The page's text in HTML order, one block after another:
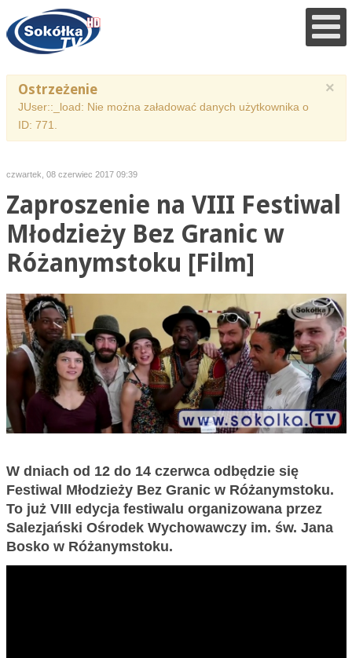
×
Ostrzeżenie
JUser::_load: Nie można załadować danych użytkownika o
ID: 771.
czwartek, 08 czerwiec 2017 09:39
Zaproszenie na VIII Festiwal
Młodzieży Bez Granic w
Różanymstoku [Film]
W dniach od 12 do 14 czerwca odbędzie się
Festiwal Młodzieży Bez Granic w Różanymstoku.
To już VIII edycja festiwalu organizowana przez
Salezjański Ośrodek Wychowawczy im. św. Jana
Bosko w Różanymstoku.